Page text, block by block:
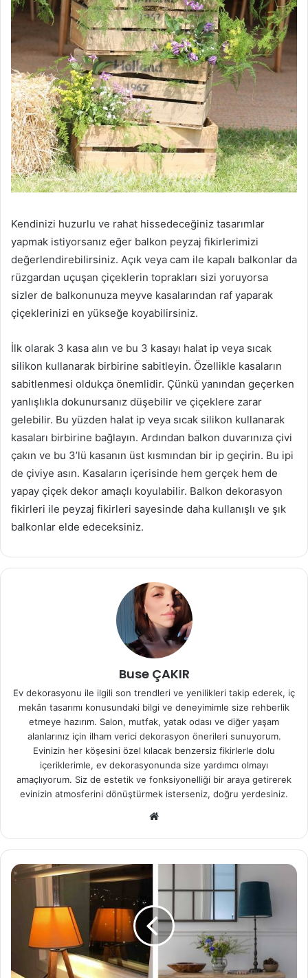
Kendinizi huzurlu ve rahat hissedeceğiniz tasarımlar
yapmak istiyorsanız eğer balkon peyzaj fikirlerimizi
değerlendirebilirsiniz. Açık veya cam ile kapalı balkonlar da
rüzgardan uçuşan çiçeklerin toprakları sizi yoruyorsa
sizler de balkonunuza meyve kasalarından raf yaparak
çiçeklerinizi en yükseğe koyabilirsiniz.
İlk olarak 3 kasa alın ve bu 3 kasayı halat ip veya sıcak
silikon kullanarak birbirine sabitleyin. Özellikle kasaların
sabitlenmesi oldukça önemlidir. Çünkü yanından geçerken
yanlışlıkla dokunursanız düşebilir ve çiçeklere zarar
gelebilir. Bu yüzden halat ip veya sıcak silikon kullanarak
kasaları birbirine bağlayın. Ardından balkon duvarınıza çivi
çakın ve bu 3’lü kasanın üst kısmından bir ip geçirin. Bu ipi
de çiviye asın. Kasaların içerisinde hem gerçek hem de
yapay çiçek dekor amaçlı koyulabilir. Balkon dekorasyon
fikirleri ile peyzaj fikirleri sayesinde daha kullanışlı ve şık
balkonlar elde edeceksiniz.
Buse ÇAKIR
Ev dekorasyonu ile ilgili son trendleri ve yenilikleri takip ederek, iç
mekân tasarımı konusundaki bilgi ve deneyimimle size rehberlik
etmeye hazırım. Salon, mutfak, yatak odası ve diğer yaşam
alanlarınız için ilham verici dekorasyon önerileri sunuyorum.
Evinizin her köşesini özel kılacak benzersiz fikirlerle dolu
içeriklerimle, ev dekorasyonunda size yardımcı olmayı
amaçlıyorum. Siz de estetik ve fonksiyonelliği bir araya getirerek
evinizin atmosferini dönüştürmek isterseniz, doğru yerdesiniz.
sit
esi